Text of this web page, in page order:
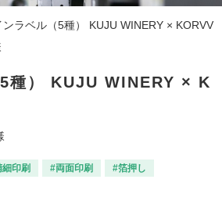
ンラベル（5種） KUJU WINERY × KORVV
種） KUJU WINERY × K
印刷 #両面印刷 #箔押し